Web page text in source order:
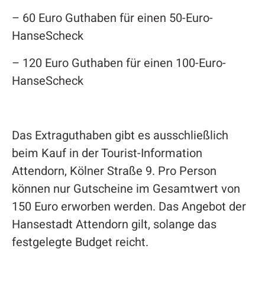
– 60 Euro Guthaben für einen 50-Euro-
HanseScheck
– 120 Euro Guthaben für einen 100-Euro-
HanseScheck
Das Extraguthaben gibt es ausschließlich
beim Kauf in der Tourist-Information
Attendorn, Kölner Straße 9. Pro Person
können nur Gutscheine im Gesamtwert von
150 Euro erworben werden. Das Angebot der
Hansestadt Attendorn gilt, solange das
festgelegte Budget reicht.